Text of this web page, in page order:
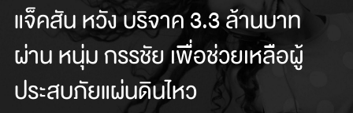
แจ็คสัน หวัง บริจาค 3.3 ล้านบาท
ผ่าน หนุ่ม กรรชัย เพื่อช่วยเหลือผู้
ประสบภัยแผ่นดินไหว